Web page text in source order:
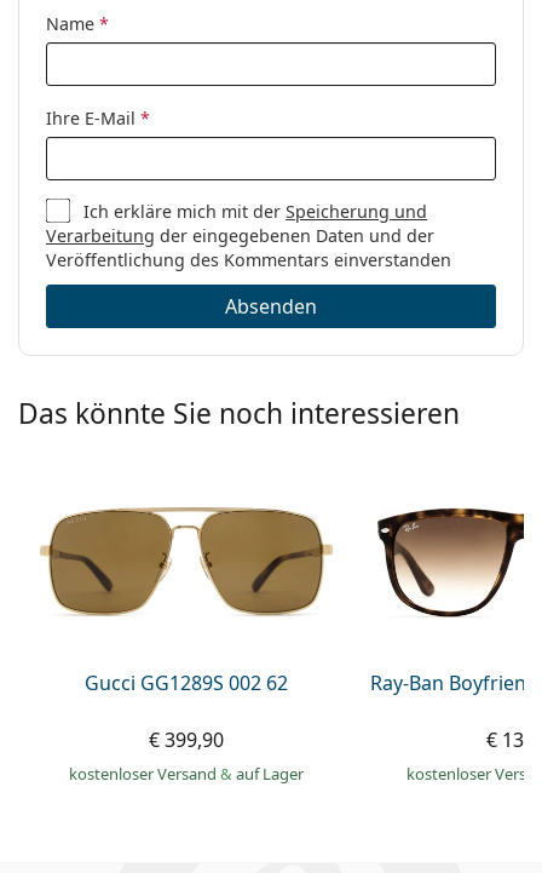
Name *
Ihre E-Mail *
Ich erkläre mich mit derSpeicherung und
Verarbeitung der eingegebenen Daten und der
Veröffentlichung des Kommentars einverstanden
Absenden
Das könnte Sie noch interessieren
Gucci GG1289S 002 62
€ 399,90
kostenloser Versand& auf Lager
Ray-Ban
€
kostenloser